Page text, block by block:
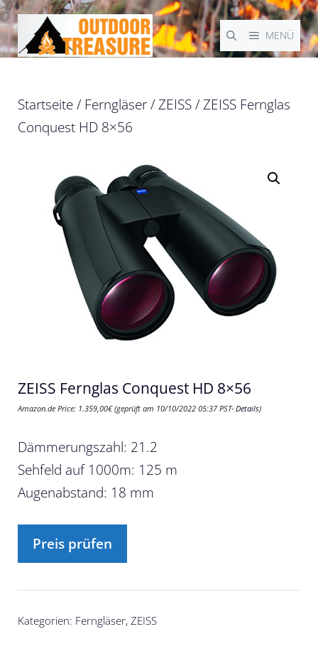
Zum
Inhalt
springen
MENÜ
Startseite/ Ferngläser/ZEISS/ ZEISS Fernglas
Conquest HD 8×56
ZEISS Fernglas Conquest HD 8×56
Amazon.de Price: 1.359,00€(geprüft am 10/10/2022 05:37 PST- Details)
Dämmerungszahl: 21.2
Sehfeld auf 1000m: 125 m
Augenabstand: 18 mm
Preis prüfen
Kategorien: Ferngläser, ZEISS